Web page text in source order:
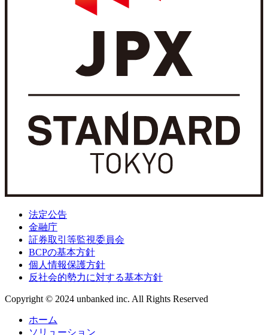
法定公告
金融庁
証券取引等監視委員会
BCPの基本方針
個人情報保護方針
反社会的勢力に対する基本方針
Copyright © 2024 unbanked inc. All Rights Reserved
ホーム
ソリューション